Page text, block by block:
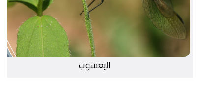
اليعسوب